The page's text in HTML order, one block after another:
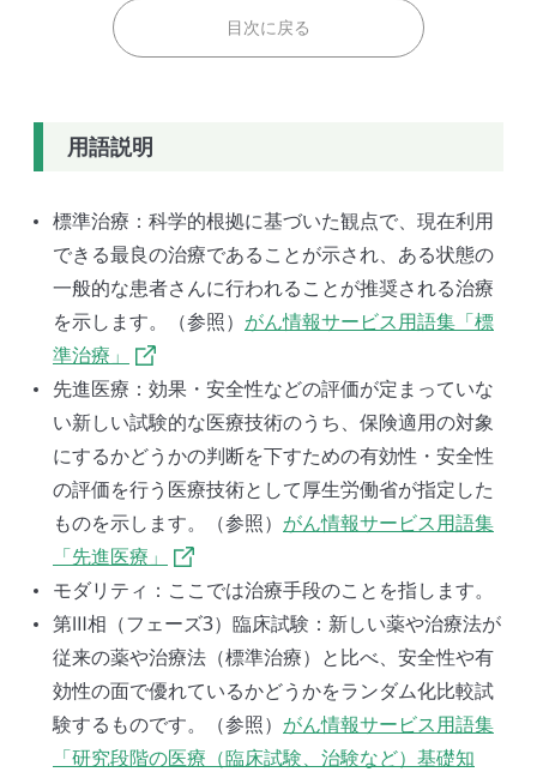
目次に戻る
用語説明
標準治療：科学的根拠に基づいた観点で、現在利用
できる最良の治療であることが示され、ある状態の
一般的な患者さんに行われることが推奨される治療
を示します。（参照） がん情報サービス用語集「標
準治療」
先進医療：効果・安全性などの評価が定まっていな
い新しい試験的な医療技術のうち、保険適用の対象
にするかどうかの判断を下すための有効性・安全性
の評価を行う医療技術として厚生労働省が指定した
ものを示します。（参照） がん情報サービス用語集
「先進医療」
モダリティ：ここでは治療手段のことを指します。
第Ⅲ相（フェーズ3）臨床試験：新しい薬や治療法が
従来の薬や治療法（標準治療）と比べ、安全性や有
効性の面で優れているかどうかをランダム化比較試
験するものです。（参照） がん情報サービス用語集
「研究段階の医療（臨床試験、治験など）基礎知